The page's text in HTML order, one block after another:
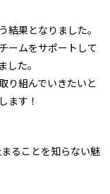
結果となりました。
ームをサポートして
た。
り組んでいきたいと
ます！
ることを知らない魅